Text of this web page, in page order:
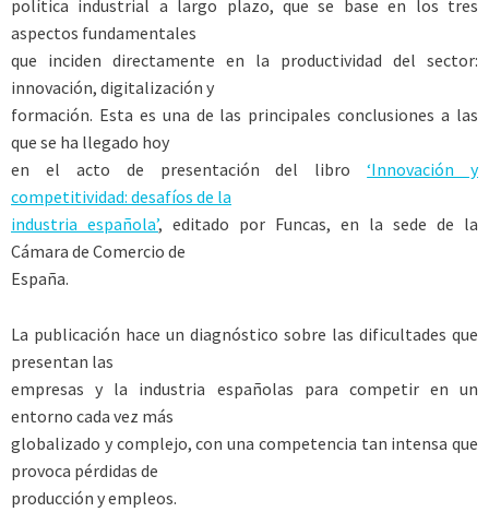
política industrial a largo plazo, que se base en los tres
aspectos fundamentales
que inciden directamente en la productividad del sector:
innovación, digitalización y
formación. Esta es una de las principales conclusiones a las
que se ha llegado hoy
en el acto de presentación del libro‘Innovación y
competitividad: desafíos de la
industria española’, editado por Funcas, en la sede de la
Cámara de Comercio de
España.
La publicación hace un diagnóstico sobre las dificultades que
presentan las
empresas y la industria españolas para competir en un
entorno cada vez más
globalizado y complejo, con una competencia tan intensa que
provoca pérdidas de
producción y empleos.